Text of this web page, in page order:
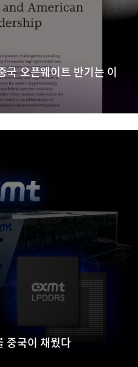
국 오픈웨이트 반기는 이
중국이 채웠다